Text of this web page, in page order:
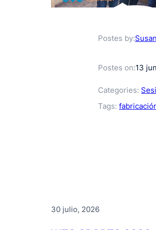
Postes by:
Postes on:13
Categories:
Tags:
30 julio, 2026